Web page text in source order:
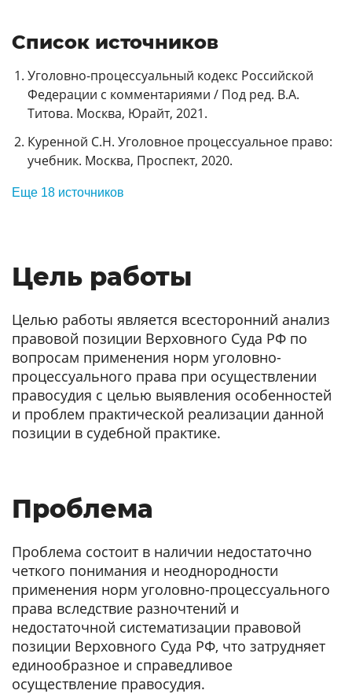
Список источников
Уголовно-процессуальный кодекс Российской
Федерации с комментариями / Под ред. В.А.
Титова. Москва, Юрайт, 2021.
Куренной С.Н. Уголовное процессуальное право:
учебник. Москва, Проспект, 2020.
Еще 18 источников
Цель работы
Целью работы является всесторонний анализ
правовой позиции Верховного Суда РФ по
вопросам применения норм уголовно-
процессуального права при осуществлении
правосудия с целью выявления особенностей
и проблем практической реализации данной
позиции в судебной практике.
Проблема
Проблема состоит в наличии недостаточно
четкого понимания и неоднородности
применения норм уголовно-процессуального
права вследствие разночтений и
недостаточной систематизации правовой
позиции Верховного Суда РФ, что затрудняет
единообразное и справедливое
осуществление правосудия.